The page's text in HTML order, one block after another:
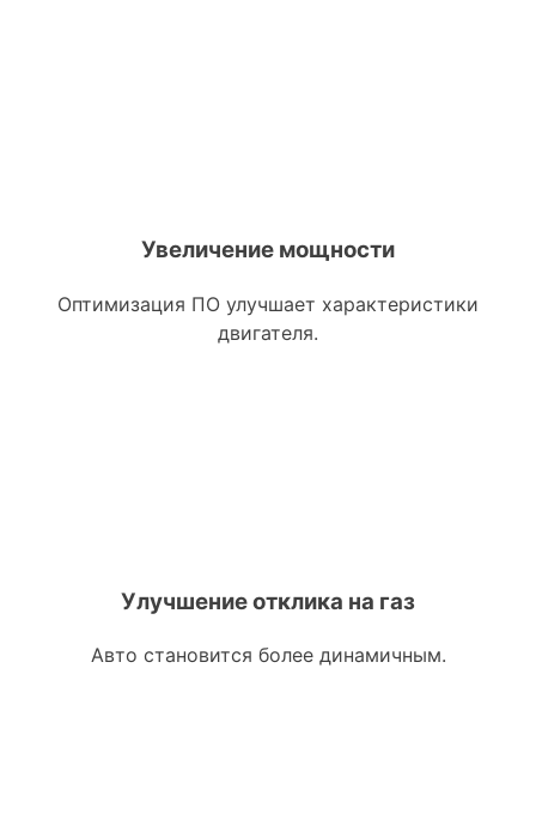
Увеличение мощности
Оптимизация ПО улучшает характеристики
двигателя.
Улучшение отклика на газ
Авто становится более динамичным.